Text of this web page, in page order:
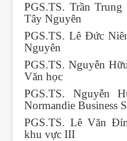
PGS.TS. Trần
Tây Nguyên
PGS.TS. Lê Đức
Nguyên
PGS.TS. Nguyễn
Văn học
PGS.TS. Nguyễn
Normandie Business
PGS.TS. Lê Văn
khu vực III